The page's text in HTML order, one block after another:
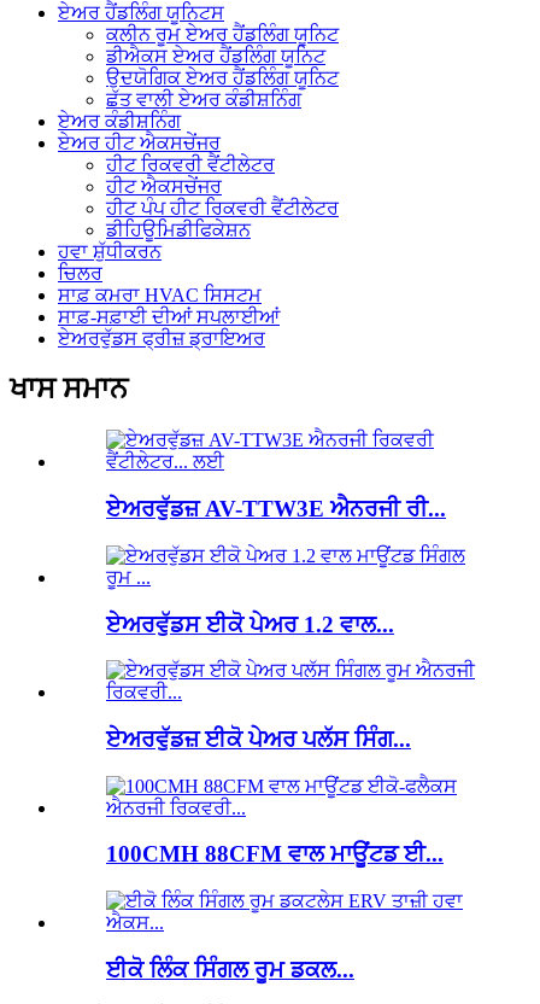
ਏਅਰ ਹੈਂਡਲਿੰਗ ਯੂਨਿਟਸ
ਕਲੀਨ ਰੂਮ ਏਅਰ ਹੈਂਡਲਿੰਗ ਯੂਨਿਟ
ਡੀਐਕਸ ਏਅਰ ਹੈਂਡਲਿੰਗ ਯੂਨਿਟ
ਉਦਯੋਗਿਕ ਏਅਰ ਹੈਂਡਲਿੰਗ ਯੂਨਿਟ
ਛੱਤ ਵਾਲੀ ਏਅਰ ਕੰਡੀਸ਼ਨਿੰਗ
ਏਅਰ ਕੰਡੀਸ਼ਨਿੰਗ
ਏਅਰ ਹੀਟ ਐਕਸਚੇਂਜਰ
ਹੀਟ ਰਿਕਵਰੀ ਵੈਂਟੀਲੇਟਰ
ਹੀਟ ਐਕਸਚੇਂਜਰ
ਹੀਟ ਪੰਪ ਹੀਟ ਰਿਕਵਰੀ ਵੈਂਟੀਲੇਟਰ
ਡੀਹਿਊਮਿਡੀਫਿਕੇਸ਼ਨ
ਹਵਾ ਸ਼ੁੱਧੀਕਰਨ
ਚਿਲਰ
ਸਾਫ਼ ਕਮਰਾ HVAC ਸਿਸਟਮ
ਸਾਫ਼-ਸਫ਼ਾਈ ਦੀਆਂ ਸਪਲਾਈਆਂ
ਏਅਰਵੁੱਡਸ ਫ੍ਰੀਜ਼ ਡ੍ਰਾਇਅਰ
ਖਾਸ ਸਮਾਨ
ਏਅਰਵੁੱਡਜ਼ AV-TTW3E ਐਨਰਜੀ ਰੀ...
ਏਅਰਵੁੱਡਸ ਈਕੋ ਪੇਅਰ 1.2 ਵਾਲ...
ਏਅਰਵੁੱਡਜ਼ ਈਕੋ ਪੇਅਰ ਪਲੱਸ ਸਿੰਗ...
100CMH 88CFM ਵਾਲ ਮਾਊਂਟਡ ਈ...
ਈਕੋ ਲਿੰਕ ਸਿੰਗਲ ਰੂਮ ਡਕਲ...